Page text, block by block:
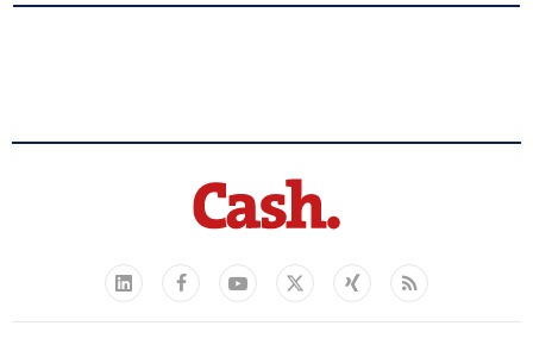
LinkedIn
FacebookYouTube
X
Xing Feed